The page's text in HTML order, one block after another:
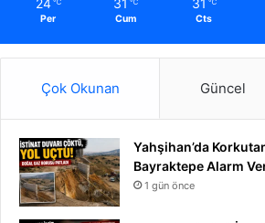
24 ℃
Per
31 ℃
Cum
31 ℃
Cts
Çok Okunan Güncel
Yahşihan’da
Bayraktepe Alarm
1 gün önce